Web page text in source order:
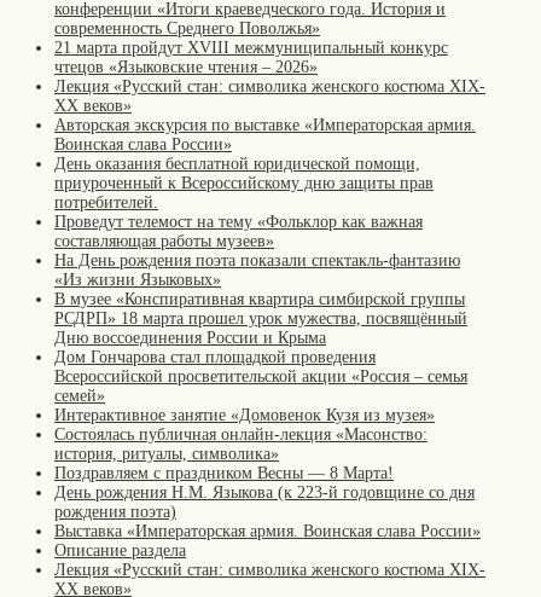
конференции «Итоги краеведческого года. История и
современность Среднего Поволжья»
21 марта пройдут XVIII межмуниципальный конкурс
чтецов «Языковские чтения – 2026»
Лекция «Русский стан: символика женского костюма XIX-
XX веков»
Авторская экскурсия по выставке «Императорская армия.
Воинская слава России»
День оказания бесплатной юридической помощи,
приуроченный к Всероссийскому дню защиты прав
потребителей.
Проведут телемост на тему «Фольклор как важная
составляющая работы музеев»
На День рождения поэта показали спектакль-фантазию
«Из жизни Языковых»
В музее «Конспиративная квартира симбирской группы
РСДРП» 18 марта прошел урок мужества, посвящённый
Дню воссоединения России и Крыма
Дом Гончарова стал площадкой проведения
Всероссийской просветительской акции «Россия – семья
семей»
Интерактивное занятие «Домовенок Кузя из музея»
Состоялась публичная онлайн-лекция «Масонство:
история, ритуалы, символика»
Поздравляем с праздником Весны — 8 Марта!
День рождения Н.М. Языкова (к 223-й годовщине со дня
рождения поэта)
Выставка «Императорская армия. Воинская слава России»
Описание раздела
Лекция «Русский стан: символика женского костюма XIX-
XX веков»